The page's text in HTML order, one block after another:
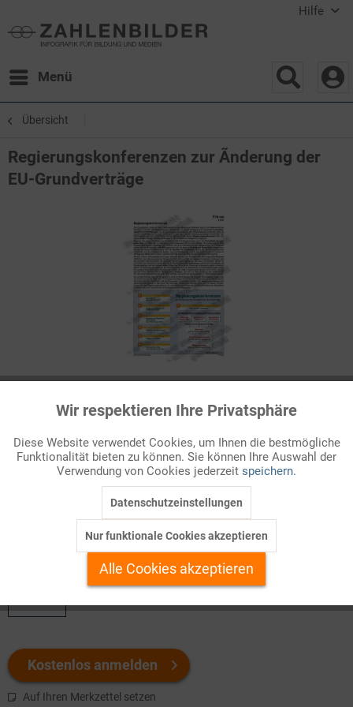
Hilfe
Menü
Übersicht
Regierungskonferenzen zur Ãnderung der
EU-Grundverträge
grundlegenden Verfahren beruht auf völkerrechtlichen Verträgen
zwischen den Mitgliedstaaten. Änderungen an diesen Verträgen
zwischenstaatlicher Verhandlungen
Welchen Download brauchen Sie?
Kostenlos anmelden
Auf Ihren Merkzettel setzen
Funktionale Aktiv
Marketing Inaktiv
Personalisierung Inaktiv
Service
Wir respektieren Ihre Privatsphäre
Diese Website verwendet Cookies, um Ihnen die bestmögliche
Funktionalität bieten zu können. Sie können Ihre Auswahl der
Verwendung von Cookies jederzeit speichern.
Datenschutzeinstellungen
Nur funktionale Cookies akzeptieren
Alle Cookies akzeptieren